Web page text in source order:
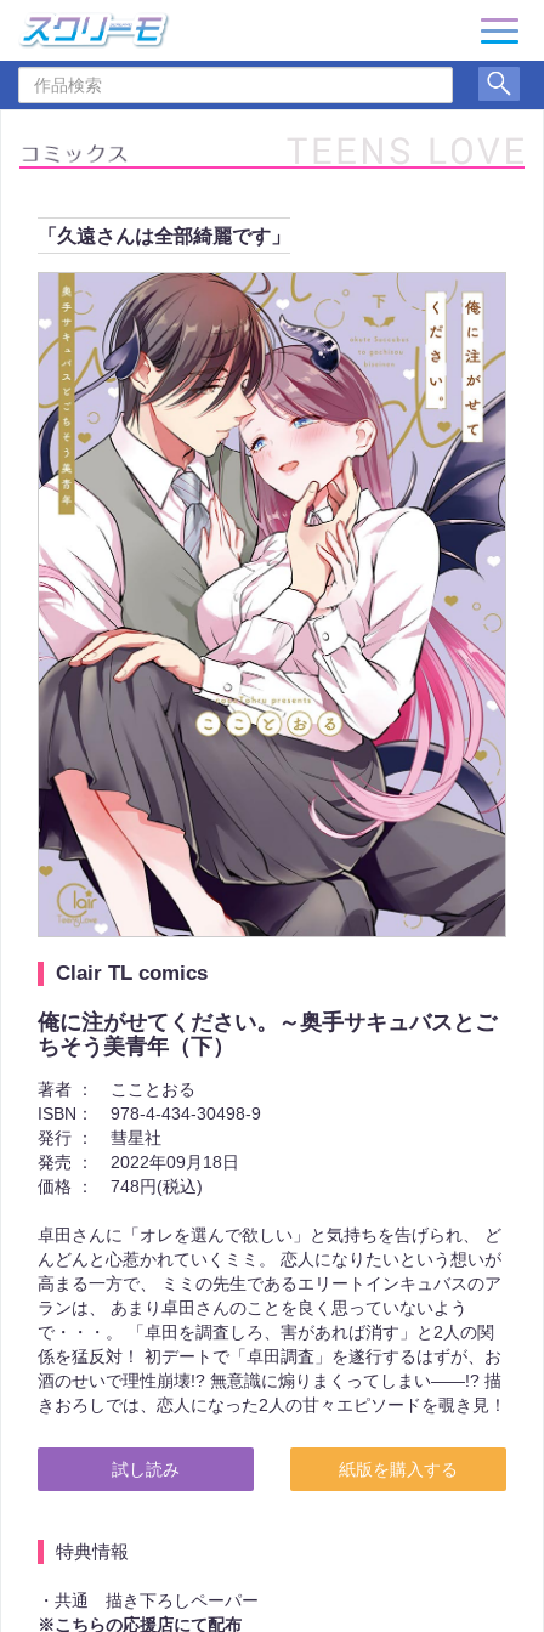
品
索
ナ
ゲ
ー
ョ
ン
「久遠さんは全部綺麗です」
Clair TL comics
俺に注がせてください。～奥手サキュバスとご
ちそう美青年（下）
著者 ：
こことおる
ISBN：
978-4-434-30498-9
発行 ：
彗星社
発売 ：
2022年09月18日
価格 ：
748円(税込)
卓田さんに「オレを選んで欲しい」と気持ちを告げられ、 ど
んどんと心惹かれていくミミ。 恋人になりたいという想いが
高まる一方で、 ミミの先生であるエリートインキュバスのア
ランは、 あまり卓田さんのことを良く思っていないよう
で・・・。 「卓田を調査しろ、害があれば消す」と2人の関
係を猛反対！ 初デートで「卓田調査」を遂行するはずが、お
酒のせいで理性崩壊!? 無意識に煽りまくってしまい――!? 描
きおろしでは、恋人になった2人の甘々エピソードを覗き見！
試し読み 紙版を購入する
特典情報
・共通 描き下ろしペーパー
※こちらの応援店にて配布